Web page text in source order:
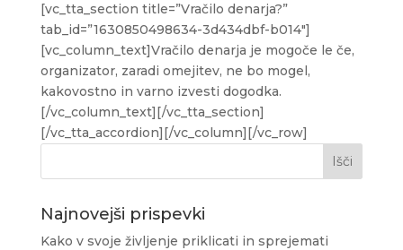
[vc_tta_section title=”Vračilo denarja?”
tab_id=”1630850498634-3d434dbf-b014″]
[vc_column_text]Vračilo denarja je mogoče le če,
organizator, zaradi omejitev, ne bo mogel,
kakovostno in varno izvesti dogodka.
[/vc_column_text][/vc_tta_section]
[/vc_tta_accordion][/vc_column][/vc_row]
Najnovejši prispevki
Kako v svoje življenje priklicati in sprejemati